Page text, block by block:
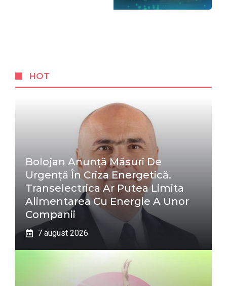
HOT
Bolojan Anunță Măsuri De
Urgență În Criza Energetică.
Transelectrica Ar Putea Limita
Alimentarea Cu Energie A Unor
Companii
7 august 2026